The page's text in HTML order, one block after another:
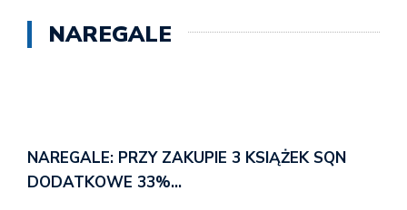
NAREGALE
NAREGALE: PRZY ZAKUPIE 3 KSIĄŻEK SQN
DODATKOWE 33%…